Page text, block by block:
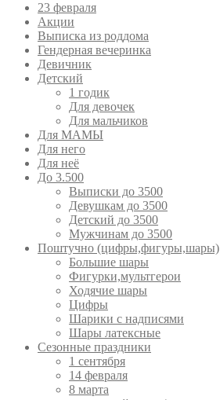
23 февраля
Акции
Выписка из роддома
Гендерная вечеринка
Девичник
Детский
1 годик
Для девочек
Для мальчиков
Для МАМЫ
Для него
Для неё
До 3.500
Выписки до 3500
Девушкам до 3500
Детский до 3500
Мужчинам до 3500
Поштучно (цифры,фигуры,шары)
Большие шары
Фигурки,мультгерои
Ходячие шары
Цифры
Шарики с надписями
Шары латексные
Сезонные праздники
1 сентября
14 февраля
8 марта